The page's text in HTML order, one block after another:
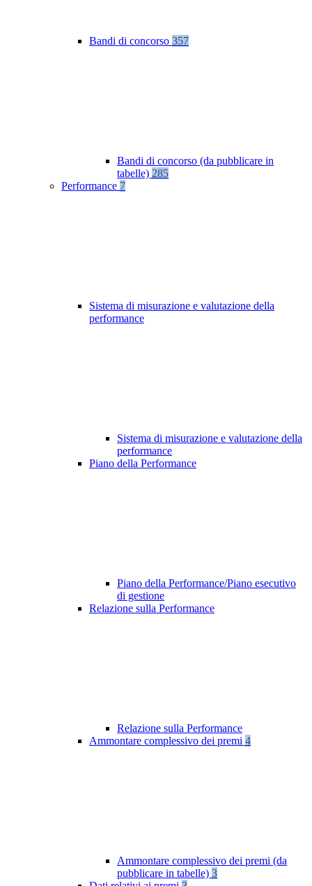
Bandi di concorso 357
Bandi di concorso (da pubblicare in
tabelle) 285
Performance 7
Sistema di misurazione e valutazione della
performance
Sistema di misurazione e valutazione della
performance
Piano della Performance
Piano della Performance/Piano esecutivo
di gestione
Relazione sulla Performance
Relazione sulla Performance
Ammontare complessivo dei premi 4
Ammontare complessivo dei premi (da
pubblicare in tabelle) 3